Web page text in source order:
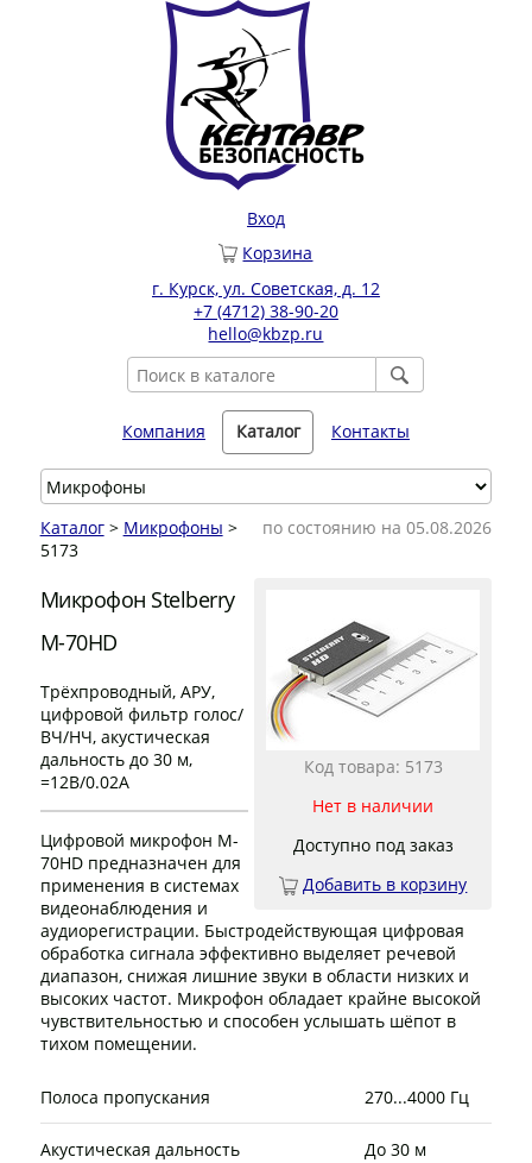
Вход
Корзина
г. Курск, ул. Советская, д. 12
+7 (4712) 38-90-20
hello@kbzp.ru
Компания Каталог Контакты
по состоянию на 05.08.2026
Каталог> Микрофоны >
5173
Код товара: 5173
Нет в наличии
Доступно под заказ
Добавить в корзину
Микрофон Stelberry
M-70HD
Трёхпроводный, АРУ,
цифровой фильтр голос/
ВЧ/НЧ, акустическая
дальность до 30 м,
=12В/0.02А
Цифровой микрофон M-
70HD предназначен для
применения в системах
видеонаблюдения и
аудиорегистрации. Быстродействующая цифровая
обработка сигнала эффективно выделяет речевой
диапазон, снижая лишние звуки в области низких и
высоких частот. Микрофон обладает крайне высокой
чувствительностью и способен услышать шёпот в
тихом помещении.
Полоса пропускания 270...4000 Гц
Акустическая дальность До 30 м